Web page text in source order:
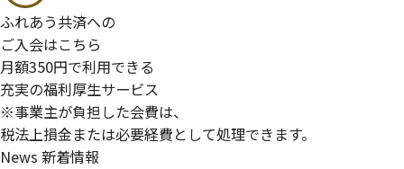
ふれあう共済への
ご入会はこちら
月額350円で利用できる
充実の福利厚生サービス
※事業主が負担した会費は、
税法上損金または必要経費として処理できます。
News 新着情報